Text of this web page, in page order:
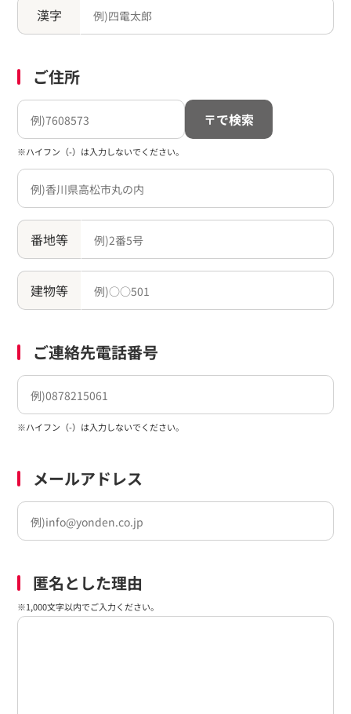
漢字
ご住所
〒で検索
※ハイフン（-）は入力しないでください。
番地等
建物等
ご連絡先電話番号
※ハイフン（-）は入力しないでください。
メールアドレス
匿名とした理由
※1,000文字以内でご入力ください。